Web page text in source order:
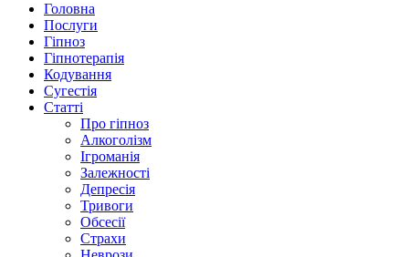
Головна
Послуги
Гіпноз
Гіпнотерапія
Кодування
Сугестія
Статті
Про гіпноз
Алкоголізм
Ігроманія
Залежності
Депресія
Тривоги
Обсесії
Страхи